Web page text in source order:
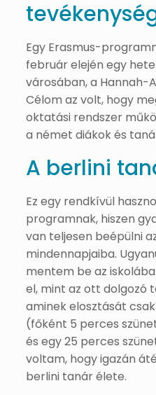
Egy Erasmus-
február elején egy
városában, a Hannah-
Célom az volt, hogy
oktatási rendszer
a német diákok és
A berlini
Ez egy rendkívül
programnak, hiszen
van teljesen beépülni
mindennapjaiba.
mentem be az
el, mint az ott dolgozó
aminek elosztását
(főként 5 perces
és egy 25 perces
voltam, hogy igazán
berlini tanár élete.